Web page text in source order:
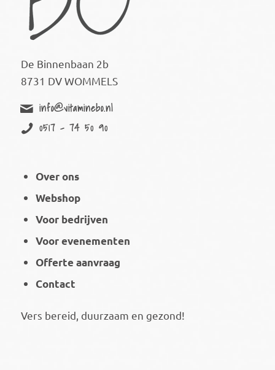
De Binnenbaan 2b
8731 DV WOMMELS
info@vitaminebo.nl
0517 - 74 50 90
Over ons
Webshop
Voor bedrijven
Voor evenementen
Offerte aanvraag
Contact
Vers bereid, duurzaam en gezond!